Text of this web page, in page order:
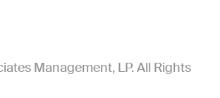
Management, LP. All Rights